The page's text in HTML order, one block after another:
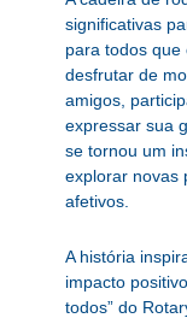
significativas
para todos que
desfrutar de
amigos,
expressar sua
se tornou um
explorar novas
afetivos.
A história
impacto
todos” do